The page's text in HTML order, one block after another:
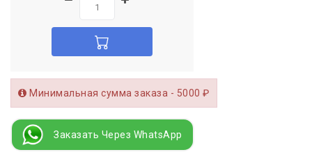
Минимальная сумма заказа - 5000 ₽
Заказать Через WhatsApp